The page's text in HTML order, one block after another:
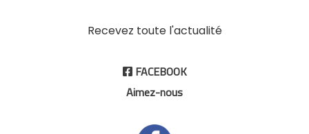
Recevez toute l'actualité
FACEBOOK
Aimez-nous